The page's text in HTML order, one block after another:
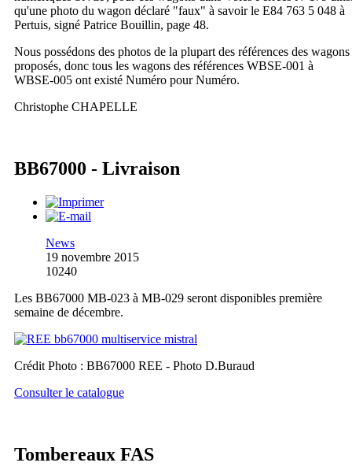
qu'une photo du wagon déclaré "faux" à savoir le E84 763 5 048 à
Pertuis, signé Patrice Bouillin, page 48.
Nous possédons des photos de la plupart des références des wagons
proposés, donc tous les wagons des références WBSE-001 à
WBSE-005 ont existé Numéro pour Numéro.
Christophe CHAPELLE
BB67000 - Livraison
News
19 novembre 2015
10240
Les BB67000 MB-023 à MB-029 seront disponibles première
semaine de décembre.
Crédit Photo : BB67000 REE - Photo D.Buraud
Consulter le catalogue
Tombereaux FAS